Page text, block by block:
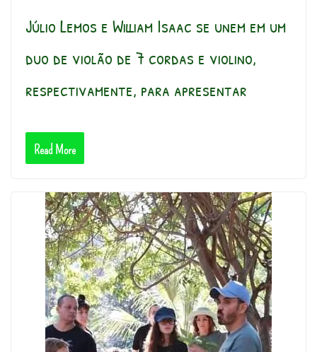
Júlio Lemos e William Isaac se unem em um
duo de violão de 7 cordas e violino,
respectivamente, para apresentar
Read More